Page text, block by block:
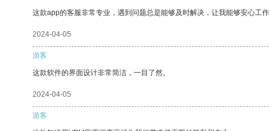
这款app的客服非常专业，遇到问题总是能够及时解决，让我能够安心工
2024-04-05
游客
这款软件的界面设计非常简洁，一目了然。
2024-04-05
游客